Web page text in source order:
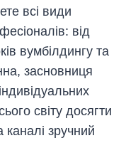
всі види
від
вумбілдингу та
засновниця
світу досягти
каналі зручний